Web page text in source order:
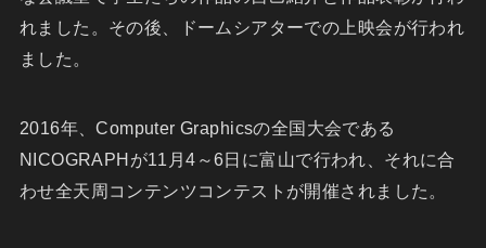
れました。その後、ドームシアターでの上映会が行われ
ました。
2016年、Computer Graphicsの全国大会である
NICOGRAPHが11月4～6日に富山で行われ、それに合
わせ全天周コンテンツコンテストが開催されました。